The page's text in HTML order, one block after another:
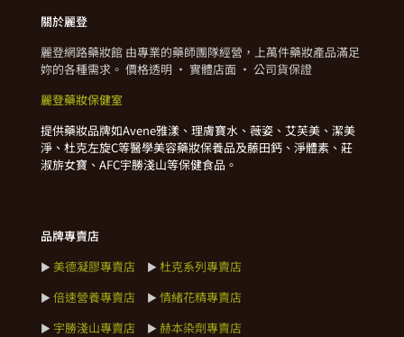
關於麗登
麗登網路藥妝館 由專業的藥師團隊經營，上萬件藥妝產品滿足
妳的各種需求。 價格透明 · 實體店面 · 公司貨保證
麗登藥妝保健室
提供藥妝品牌如Avene雅漾、理膚寶水、薇姿、艾芙美、潔美
淨、杜克左旋C等醫學美容藥妝保養品及藤田鈣、淨體素、莊
淑旂女寶、AFC宇勝淺山等保健食品。
品牌專賣店
► 美德凝膠專賣店 ► 杜克系列專賣店
► 倍速營養專賣店 ► 情緒花精專賣店
► 宇勝淺山專賣店 ► 赫本染劑專賣店